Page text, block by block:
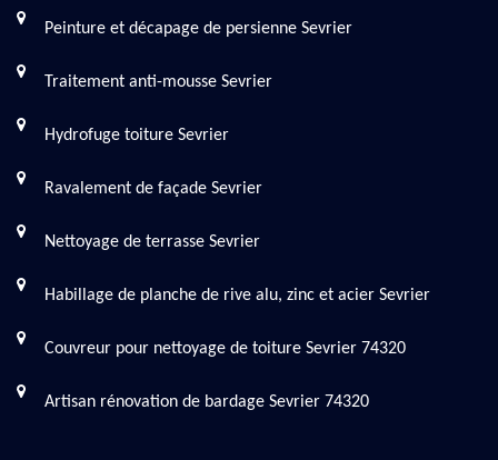
Peinture et décapage de persienne Sevrier
Traitement anti-mousse Sevrier
Hydrofuge toiture Sevrier
Ravalement de façade Sevrier
Nettoyage de terrasse Sevrier
Habillage de planche de rive alu, zinc et acier Sevrier
Couvreur pour nettoyage de toiture Sevrier 74320
Artisan rénovation de bardage Sevrier 74320